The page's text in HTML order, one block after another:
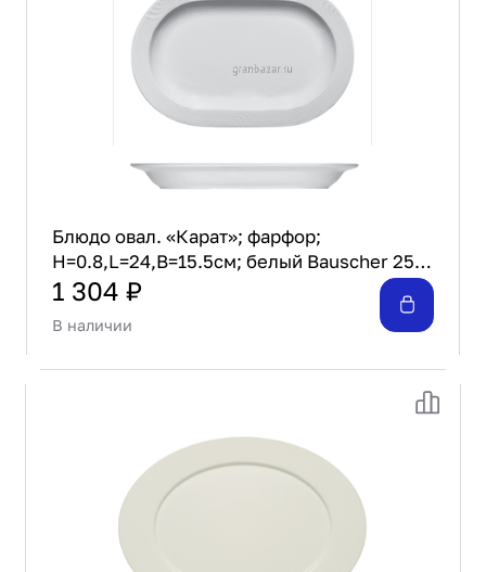
Проектирование
Сервис и монтаж
ПОКУПАТЕЛЯМ
Доставка и оплата
Гарантия и возврат
О GRANBAZAR
О нас
Бренды
Контакты
Блюдо овал. «Карат»; фарфор;
H=0.8,L=24,B=15.5см; белый Bauscher 25
2023
1 304 ₽
В наличии